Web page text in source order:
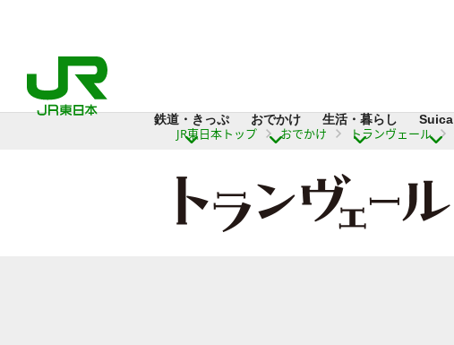
鉄道・きっぷ おでかけ 生活・暮らし Suica
JR東日本トップ おでかけ トランヴェール